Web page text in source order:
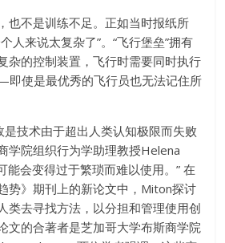
也不是训练不足。正如当时报纸所
人来说太复杂了”。“飞行堡垒”拥有
杂的控制装置，飞行时需要同时执行
即使是最优秀的飞行员也无法记住所
是技术由于超出人类认知极限而失败
学院组织行为学助理教授Helena
能会变得过于繁琐而难以使用。” 在
势》期刊上的新论文中，Miton探讨
类去寻找方法，以分担和管理使用创
文的合著者是芝加哥大学布斯商学院